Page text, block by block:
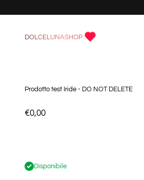
DOLCELUNASHOP
Prodotto test Iride - DO NOT DELETE
Prezzo scontato
€0,00
Disponibile